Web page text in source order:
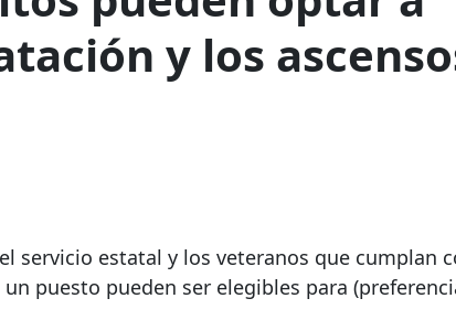
y los
servicio estatal y los veteranos que cumplan
puesto pueden ser elegibles para